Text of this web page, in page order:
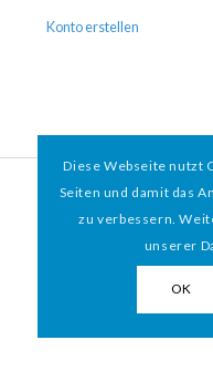
Konto erstellen
© 2026 HAMBURGER*MIT
Diese Webseite nutzt
Seiten und damit das
zu verbessern.
unserer
OK